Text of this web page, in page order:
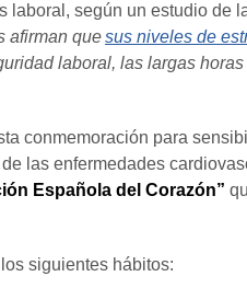
según un estudio de
afirman quesus niveles de
laboral, las largas
conmemoración para
las enfermedades
Española del Corazón”
siguientes hábitos: